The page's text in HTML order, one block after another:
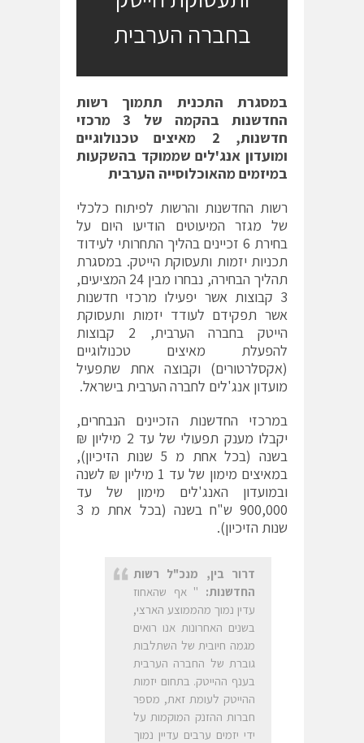
בחברה הערבית
במסגרת התכנית תתמוך רשות
החדשנות בהקמה של 3 מרכזי
חדשנות, 2 מאיצים טכנולוגיים
ומועדון אנג'לים שממוקד בהשקעות
במיזמים מהאוכלוסייה הערבית
רשות החדשנות והרשות לפיתוח כלכלי
של מגזר המיעוטים הודיעו היום על
בחירת 6 זכיינים בהליך התחרותי לעידוד
תכניות יזמות ותעסוקת הייטק. במסגרת
תהליך הבחירה, נבחרו מבין 24 המציעים,
3 קבוצות אשר יפעילו מרכזי חדשנות
אשר תפקידם לעודד יזמות ותעסוקת
הייטק בחברה הערבית, 2 קבוצות
להפעלת מאיצים טכנולוגיים
(אקסלרטורים) וקבוצה אחת שתפעיל
מועדון אנג'לים לחברה הערבית בישראל.
במרכזי החדשנות הזכיינים הנבחרים,
יקבלו מענק תפעולי של עד 2 מיליון ₪
בשנה (בכל אחת מ 5 שנות הזיכיון),
במאיצים מימון של עד 1 מיליון ₪ לשנה
ובמועדון האנג'לים מימון של עד
900,000 ש"ח בשנה (בכל אחת מ 3
שנות הזיכיון).
דרור בין, מנכ"ל רשות
החדשנות: " אף שהאחוז
עדין נמוך מהממוצע הארצי,
בשנים האחרונות אנו רואים
מגמה חיובית של השתלבות
גוברת של החברה הערבית
בענף ההייטק. בתחום יזמות
ההייטק לעומת זאת, מספר
חברות ההזנק המוקמות על
ידי יזמים ערבים עדיין נמוך